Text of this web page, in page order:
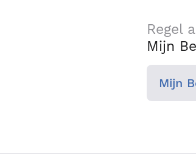
Regel
Mijn
Mijn